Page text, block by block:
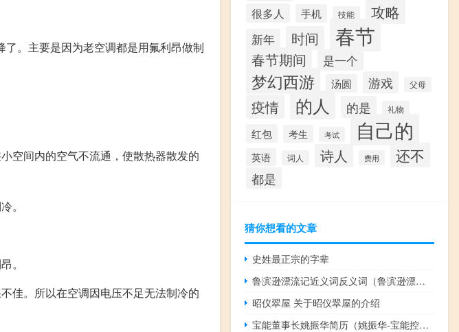
。主要是因为老空调都是用氟利昂做制
空间内的空气不流通，使散热器散发的
。
。
佳。所以在空调因电压不足无法制冷的
很多人 手机 技能 攻略
新年 时间 春节
春节期间 是一个
梦幻西游 汤圆 游戏 父母
疫情 的人 的是 礼物
红包 考生 考试 自己的
英语 词人 诗人 费用 还不
都是
猜你想看的文章
史姓最正宗的字辈
鲁滨逊漂流记近义词反义词（鲁滨逊漂流记近义词）
昭仪翠屋 关于昭仪翠屋的介绍
宝能董事长姚振华简历（姚振华-宝能控股中国有限公司董事长介绍）